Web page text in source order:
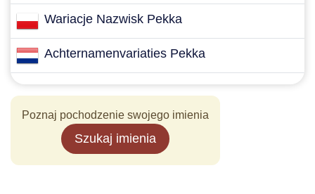
Wariacje Nazwisk Pekka
Achternamenvariaties Pekka
Poznaj pochodzenie swojego imienia
Szukaj imienia